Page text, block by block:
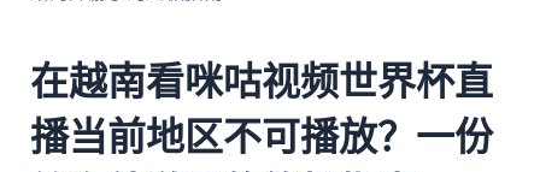
在越南看咪咕视频世界杯直
播当前地区不可播放？一份